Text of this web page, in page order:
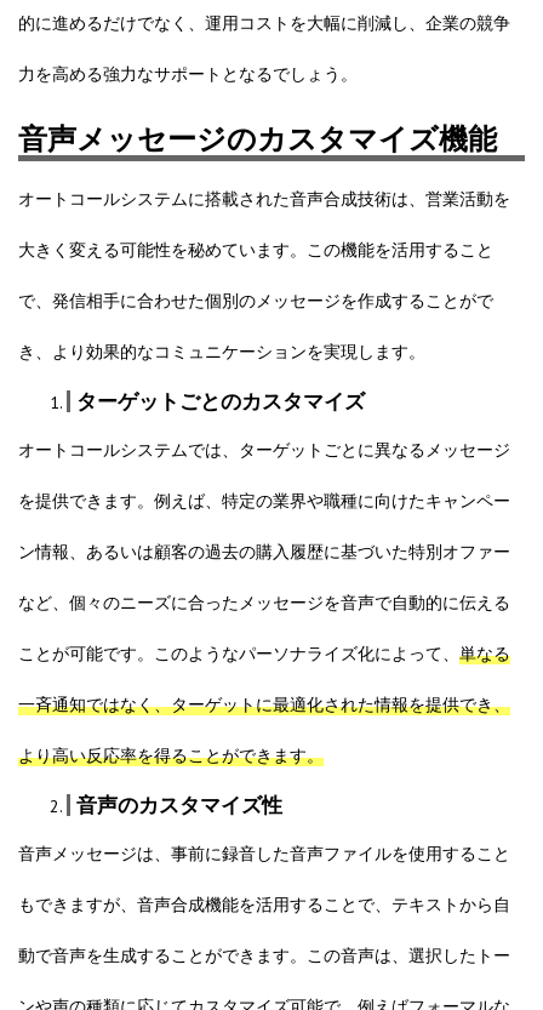
的に進めるだけでなく、運用コストを大幅に削減し、企業の競争
力を高める強力なサポートとなるでしょう。
音声メッセージのカスタマイズ機能
オートコールシステムに搭載された音声合成技術は、営業活動を
大きく変える可能性を秘めています。この機能を活用すること
で、発信相手に合わせた個別のメッセージを作成することがで
き、より効果的なコミュニケーションを実現します。
ターゲットごとのカスタマイズ
オートコールシステムでは、ターゲットごとに異なるメッセージ
を提供できます。例えば、特定の業界や職種に向けたキャンペー
ン情報、あるいは顧客の過去の購入履歴に基づいた特別オファー
など、個々のニーズに合ったメッセージを音声で自動的に伝える
ことが可能です。このようなパーソナライズ化によって、 単なる
一斉通知ではなく、ターゲットに最適化された情報を提供でき、
より高い反応率を得ることができます。
音声のカスタマイズ性
音声メッセージは、事前に録音した音声ファイルを使用すること
もできますが、音声合成機能を活用することで、テキストから自
動で音声を生成することができます。この音声は、選択したトー